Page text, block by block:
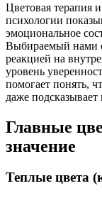
Цветовая терапия
психологии
эмоциональное
Выбираемый нами
реакцией на
уровень
помогает понять,
даже подсказывает
Главные
значение
Теплые цвета